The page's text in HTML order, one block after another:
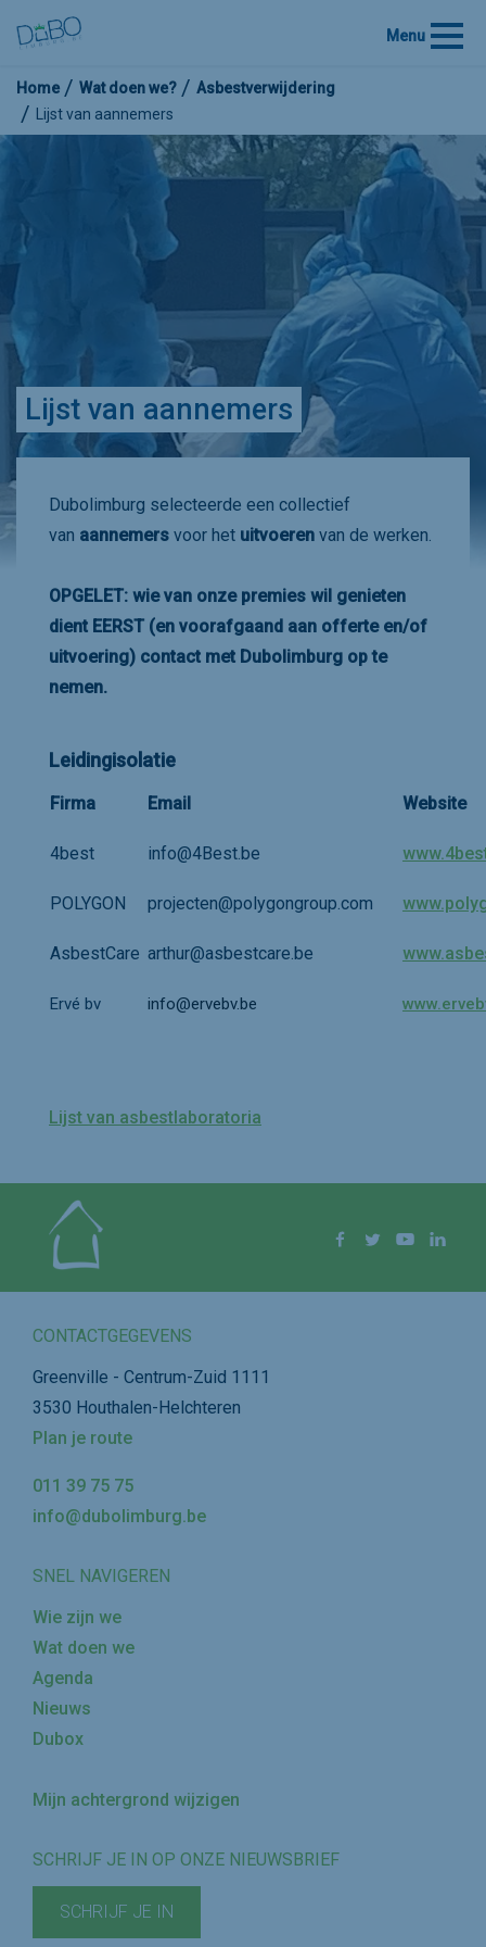
Menu
Home Wat doen we?
Asbestverwijdering
Lijst van aannemers
Lijst van aannemers
Dubolimburg selecteerde een collectief
van aannemers voor het uitvoeren van de werken.
OPGELET: wie van onze premies wil genieten
dient EERST (en voorafgaand aan offerte en/of
uitvoering) contact met Dubolimburg op te
nemen.
Leidingisolatie
Firma Email Website
4best info@4Best.be
POLYGON projecten@polygongroup.com
AsbestCare arthur@asbestcare.be
Ervé bv info@ervebv.be
Lijst van asbestlaboratoria
Facebook
Twitter YouTube
CONTACTGEGEVENS
Greenville - Centrum-Zuid 1111
3530 Houthalen-Helchteren
Plan je route
011 39 75 75
info@dubolimburg.be
SNEL NAVIGEREN
Wie zijn we
Wat doen we
Agenda
Nieuws
Dubox
Mijn achtergrond wijzigen
SCHRIJF JE IN OP ONZE NIEUWSBRIEF
SCHRIJF JE IN